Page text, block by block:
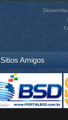
Sitios Amigos